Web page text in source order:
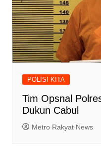
POLISI KITA
Tim Opsnal
Dukun Cabul
Metro Rakyat News